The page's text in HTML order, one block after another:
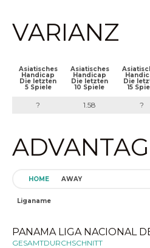
VARIANZ
Asiatisches
Handicap
Die letzten
5 Spiele
Asiatisches
Handicap
Die letzten
10 Spiele
Die
15
? 1.58 ?
HOME AWAY
Liganame
PANAMA LIGA NACIONAL
GESAMTDURCHSCHNITT